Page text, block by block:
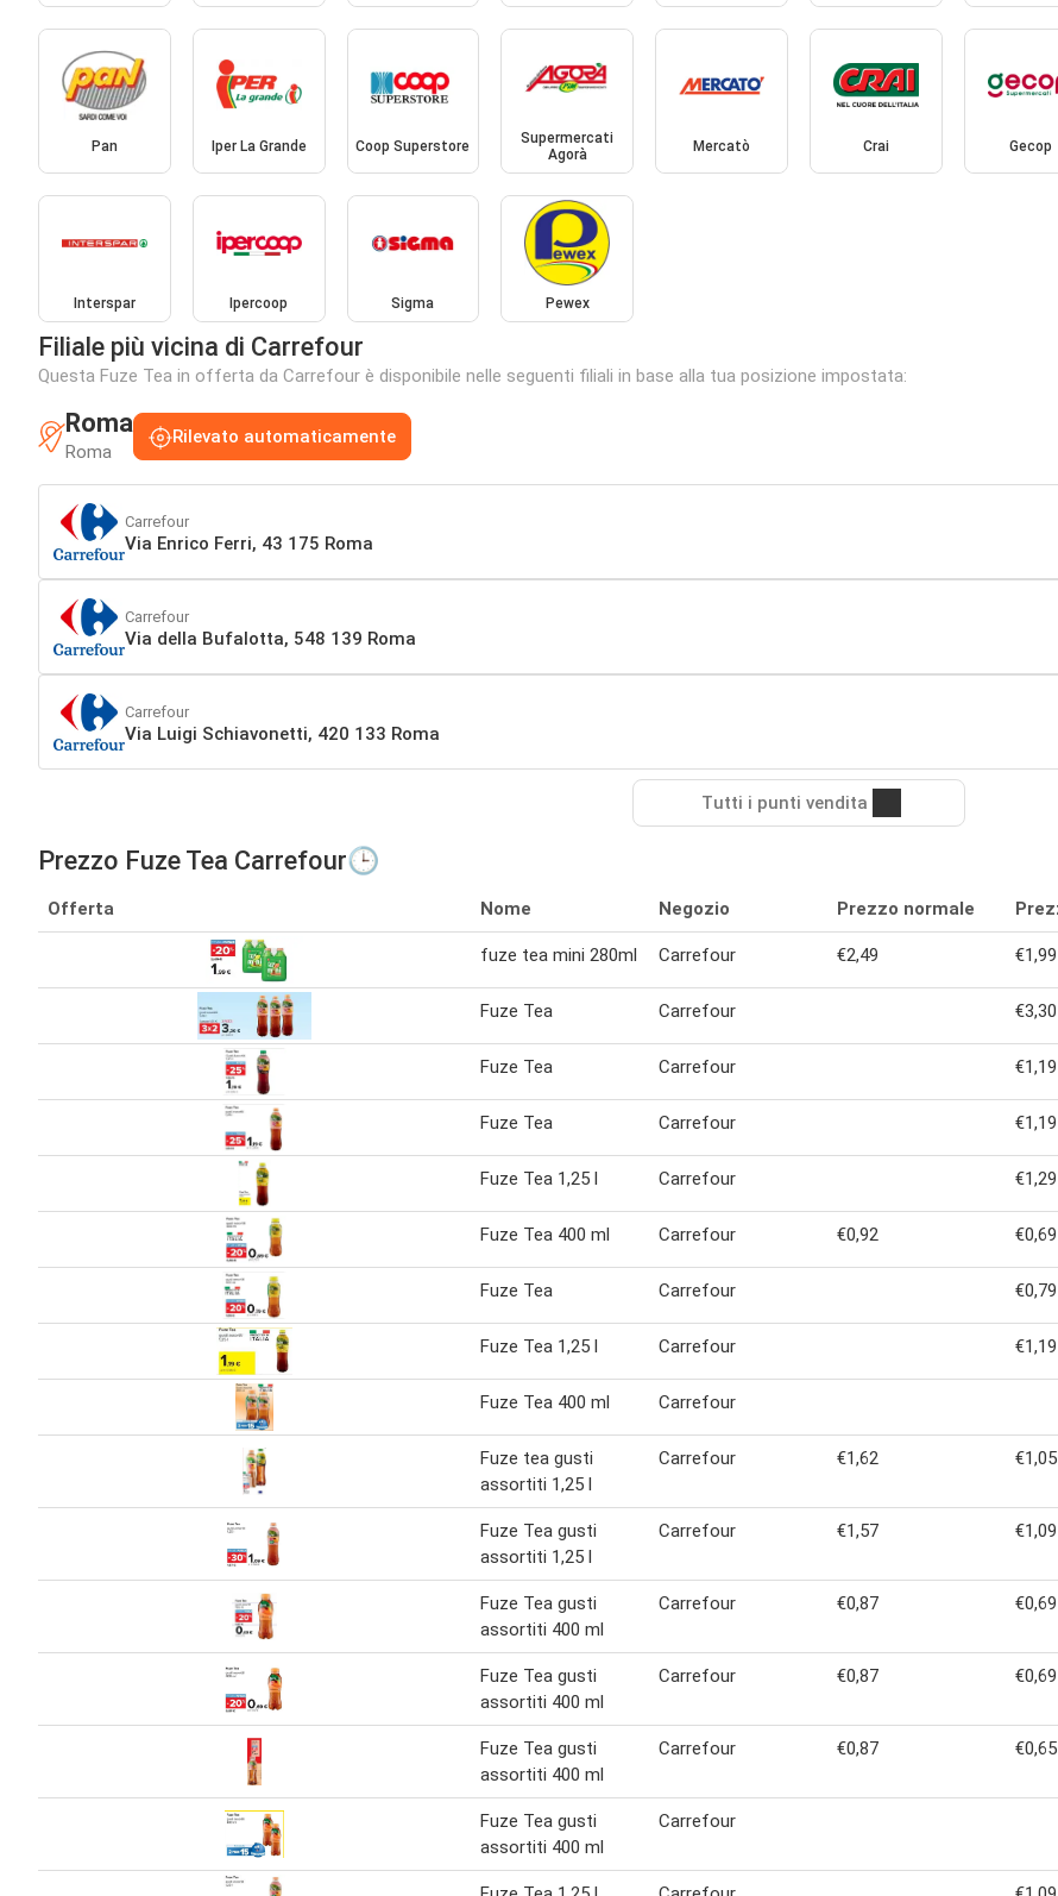
Pan Iper La Grande Coop Superstore
Supermercati
Agorà
Mercatò Crai Gecop
Interspar Ipercoop Sigma Pewex
Filiale più vicina di Carrefour
Questa Fuze Tea in offerta da Carrefour è disponibile nelle seguenti filiali in base alla tua posizione impostata:
Roma
Roma
Rilevato automaticamente
Carrefour
Via Enrico Ferri, 43 175 Roma
Carrefour
Via della Bufalotta, 548 139 Roma
Carrefour
Via Luigi Schiavonetti, 420 133 Roma
Tutti i punti vendita
Prezzo Fuze Tea Carrefour🕒
Offerta Nome Negozio Prezzo normale
fuze tea mini 280ml Carrefour €2,49 €1,99
Fuze Tea Carrefour €3,30
Fuze Tea Carrefour €1,19
Fuze Tea Carrefour €1,19
Fuze Tea 1,25 l Carrefour €1,29
Fuze Tea 400 ml Carrefour €0,92 €0,69
Fuze Tea Carrefour €0,79
Fuze Tea 1,25 l Carrefour €1,19
Fuze Tea 400 ml Carrefour
Fuze tea gusti
assortiti 1,25 l
Carrefour €1,62 €1,05
Fuze Tea gusti
assortiti 1,25 l
Carrefour €1,57 €1,09
Fuze Tea gusti
assortiti 400 ml
Carrefour €0,87 €0,69
Fuze Tea gusti
assortiti 400 ml
Carrefour €0,87 €0,69
Fuze Tea gusti
assortiti 400 ml
Carrefour €0,87 €0,65
Fuze Tea gusti
assortiti 400 ml
Carrefour